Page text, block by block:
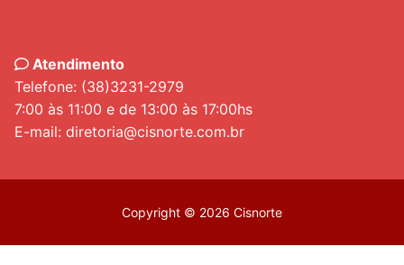
Atendimento
Telefone: (38)3231-2979
7:00 às 11:00 e de 13:00 às 17:00hs
E-mail: diretoria@cisnorte.com.br
Copyright © 2026 Cisnorte